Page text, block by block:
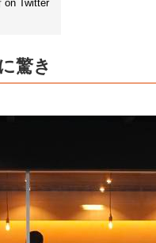
on Twitter
驚き